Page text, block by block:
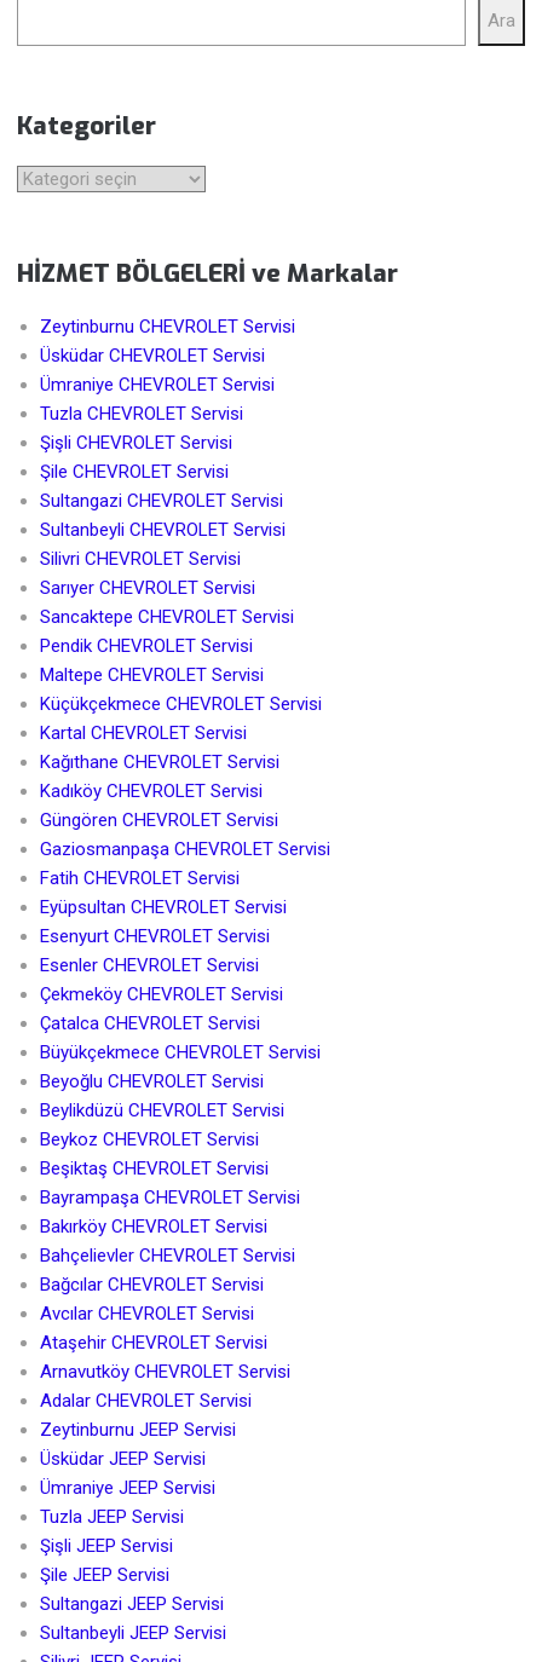
Ara
Kategoriler
Kategoriler
HİZMET BÖLGELERİ ve Markalar
Zeytinburnu CHEVROLET Servisi
Üsküdar CHEVROLET Servisi
Ümraniye CHEVROLET Servisi
Tuzla CHEVROLET Servisi
Şişli CHEVROLET Servisi
Şile CHEVROLET Servisi
Sultangazi CHEVROLET Servisi
Sultanbeyli CHEVROLET Servisi
Silivri CHEVROLET Servisi
Sarıyer CHEVROLET Servisi
Sancaktepe CHEVROLET Servisi
Pendik CHEVROLET Servisi
Maltepe CHEVROLET Servisi
Küçükçekmece CHEVROLET Servisi
Kartal CHEVROLET Servisi
Kağıthane CHEVROLET Servisi
Kadıköy CHEVROLET Servisi
Güngören CHEVROLET Servisi
Gaziosmanpaşa CHEVROLET Servisi
Fatih CHEVROLET Servisi
Eyüpsultan CHEVROLET Servisi
Esenyurt CHEVROLET Servisi
Esenler CHEVROLET Servisi
Çekmeköy CHEVROLET Servisi
Çatalca CHEVROLET Servisi
Büyükçekmece CHEVROLET Servisi
Beyoğlu CHEVROLET Servisi
Beylikdüzü CHEVROLET Servisi
Beykoz CHEVROLET Servisi
Beşiktaş CHEVROLET Servisi
Bayrampaşa CHEVROLET Servisi
Bakırköy CHEVROLET Servisi
Bahçelievler CHEVROLET Servisi
Bağcılar CHEVROLET Servisi
Avcılar CHEVROLET Servisi
Ataşehir CHEVROLET Servisi
Arnavutköy CHEVROLET Servisi
Adalar CHEVROLET Servisi
Zeytinburnu JEEP Servisi
Üsküdar JEEP Servisi
Ümraniye JEEP Servisi
Tuzla JEEP Servisi
Şişli JEEP Servisi
Şile JEEP Servisi
Sultangazi JEEP Servisi
Sultanbeyli JEEP Servisi